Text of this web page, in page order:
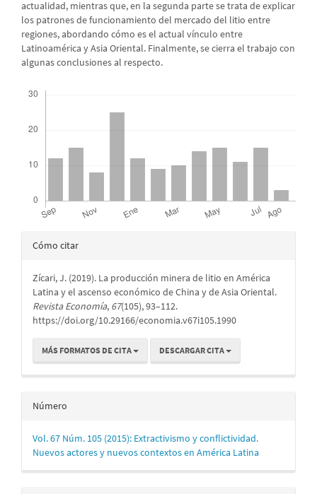
actualidad, mientras que, en la segunda parte se trata de explicar
los patrones de funcionamiento del mercado del litio entre
regiones, abordando cómo es el actual vínculo entre
Latinoamérica y Asia Oriental. Finalmente, se cierra el trabajo con
algunas conclusiones al respecto.
Detalles
artículo
Cómo citar
Zícari, J. (2019). La producción minera de litio en América
Latina y el ascenso económico de China y de Asia Oriental.
Revista Economía, 67(105), 93–112.
https://doi.org/10.29166/economia.v67i105.1990
MÁS FORMATOS DE CITA DESCARGAR CITA
Número
Vol. 67 Núm. 105 (2015): Extractivismo y conflictividad.
Nuevos actores y nuevos contextos en América Latina